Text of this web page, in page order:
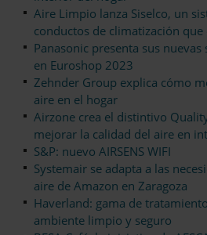
Aire Limpio lanza Siselco, un
conductos de climatización
Panasonic presenta sus
en Euroshop 2023
Zehnder Group explica cómo
aire en el hogar
Airzone crea el distintivo
mejorar la calidad del aire en
S&P: nuevo AIRSENS WIFI
Systemair se adapta a las
aire de Amazon en Zaragoza
Haverland: gama de
ambiente limpio y seguro